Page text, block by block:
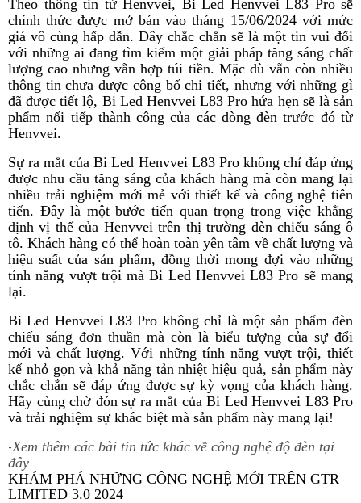
Theo thông tin từ Henvvei, Bi Led Henvvei L83 Pro sẽ
chính thức được mở bán vào tháng 15/06/2024 với mức
giá vô cùng hấp dẫn. Đây chắc chắn sẽ là một tin vui đối
với những ai đang tìm kiếm một giải pháp tăng sáng chất
lượng cao nhưng vẫn hợp túi tiền. Mặc dù vẫn còn nhiều
thông tin chưa được công bố chi tiết, nhưng với những gì
đã được tiết lộ, Bi Led Henvvei L83 Pro hứa hẹn sẽ là sản
phẩm nối tiếp thành công của các dòng đèn trước đó từ
Henvvei.
Sự ra mắt của Bi Led Henvvei L83 Pro không chỉ đáp ứng
được nhu cầu tăng sáng của khách hàng mà còn mang lại
nhiều trải nghiệm mới mẻ với thiết kế và công nghệ tiên
tiến. Đây là một bước tiến quan trọng trong việc khẳng
định vị thế của Henvvei trên thị trường đèn chiếu sáng ô
tô. Khách hàng có thể hoàn toàn yên tâm về chất lượng và
hiệu suất của sản phẩm, đồng thời mong đợi vào những
tính năng vượt trội mà Bi Led Henvvei L83 Pro sẽ mang
lại.
Bi Led Henvvei L83 Pro không chỉ là một sản phẩm đèn
chiếu sáng đơn thuần mà còn là biểu tượng của sự đổi
mới và chất lượng. Với những tính năng vượt trội, thiết
kế nhỏ gọn và khả năng tản nhiệt hiệu quả, sản phẩm này
chắc chắn sẽ đáp ứng được sự kỳ vọng của khách hàng.
Hãy cùng chờ đón sự ra mắt của Bi Led Henvvei L83 Pro
và trải nghiệm sự khác biệt mà sản phẩm này mang lại!
-Xem thêm các bài tin tức khác về công nghệ độ đèn tại
đây
KHÁM PHÁ NHỮNG CÔNG NGHỆ MỚI TRÊN GTR
LIMITED 3.0 2024